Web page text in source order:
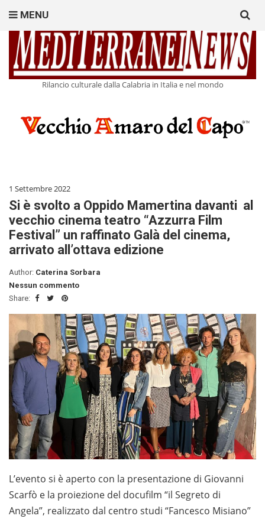
Rilancio culturale dalla Calabria in Italia e nel mondo
MENU
for:
1 Settembre 2022
Si è svolto a Oppido Mamertina davanti al
vecchio cinema teatro “Azzurra Film
Festival” un raffinato Galà del cinema,
arrivato all’ottava edizione
Author: Caterina Sorbara
Nessun commento
Share:
L’evento si è aperto con la presentazione di Giovanni
Scarfò e la proiezione del docufilm “il Segreto di
Angela”, realizzato dal centro studi “Fancesco Misiano”